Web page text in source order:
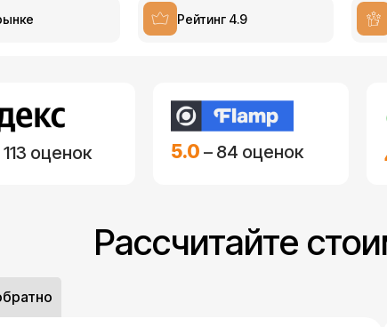
Рейтинг 4.9
113 оценок 5.0 – 84 оценок
Рассчитайте